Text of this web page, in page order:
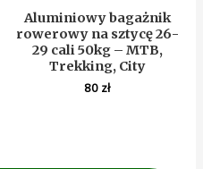
Aluminiowy bagażnik
rowerowy na sztycę 26-
29 cali 50kg – MTB,
Trekking, City
80 zł